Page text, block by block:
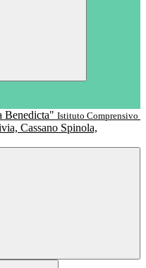
Istituto Comprensivo
Cassano Spinola,